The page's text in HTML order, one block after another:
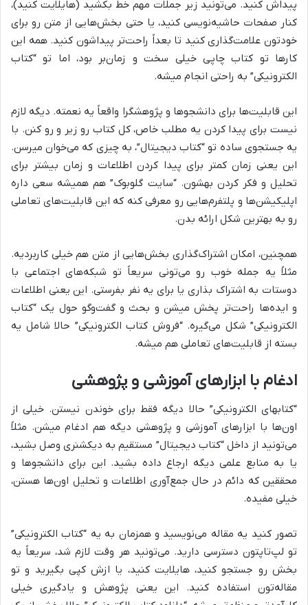
پیداش کنید. می‌تونید زیر جملات مهم خط بکشید (هایلایت کنید)،
کنار صفحات حاشیه‌نویسی کنید، یا حتی بخش‌هایی از متن رو برای
خودتون علامت‌گذاری کنید تا بعداً راحت‌تر پیداشون کنید. همه این
کارها تو کتاب چاپی خیلی سخت و زمان‌بر بود، اما تو “کتاب
الکترونیکی” به راحتی انجام میشه.
این قابلیت‌ها برای دانشجوها و پژوهشگرا واقعاً یه نعمته. دیگه لازم
نیست برای پیدا کردن یه مطلب خاص، کل کتاب رو زیر و رو کنن. با
یه جستجوی ساده تو “کتاب دیجیتال”، به چیزی که می‌خوان میرسن.
این یعنی زمان کمتر برای پیدا کردن اطلاعات و زمان بیشتر برای
تحلیل و فکر کردن بهشون. “سایت گلوبوک” هم همیشه سعی داره
اپلیکیشن‌ها و پلتفرم‌هایی رو معرفی کنه که این قابلیت‌های تعاملی
رو به بهترین شکل ارائه بدن.
همچنین، امکان اشتراک‌گذاری بخش‌هایی از متن هم خیلی کاربردیه.
مثلاً یه جمله خوب رو می‌تونی سریعاً تو شبکه‌های اجتماعی با
دوستات به اشتراک بذاری یا برای یه نفر بفرستی. این یعنی اطلاعات
و ایده‌ها راحت‌تر پخش میشن و بحث و گفت‌وگو حول یک “کتاب
الکترونیکی” شکل می‌گیره. “فروش کتاب الکترونیکی” حالا شامل یه
بسته از قابلیت‌های تعاملی هم میشه.
ادغام با ابزارهای آموزشی و پژوهشی
“کتابهای الکترونیکی” حالا دیگه فقط برای خوندن نیستن. خیلی از
اون‌ها با ابزارهای آموزشی و پژوهشی دیگه هم ادغام میشن. مثلاً
می‌تونید از داخل “کتاب دیجیتال” مستقیم به دیکشنری وصل بشید،
یا به منابع علمی دیگه ارجاع داده بشید. این برای دانشجوها و
محققین که دائم در حال جمع‌آوری اطلاعات و تحلیل اون‌ها هستن،
خیلی مفیده.
تصور کنید یه مقاله می‌نویسید و همزمان به یه “کتاب الکترونیکی”
تو لپ‌تاپتون دسترسی دارید. می‌تونید هر وقت لازم شد، سریعاً یه
بخش رو جستجو کنید، هایلایت کنید، یا ازش کپی بگیرید و تو
مقاله‌تون استفاده کنید. این یعنی پژوهش و یادگیری خیلی